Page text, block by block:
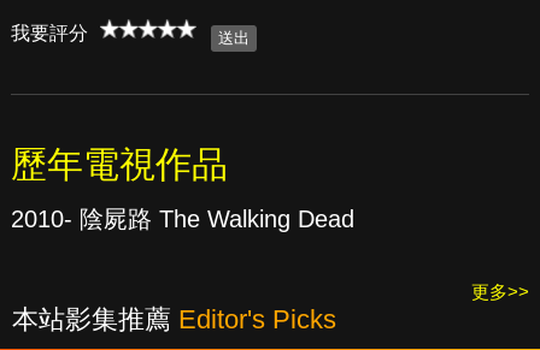
我要評分
歷年電視作品
2010- 陰屍路 The Walking Dead
更多>>
本站影集推薦 Editor's Picks